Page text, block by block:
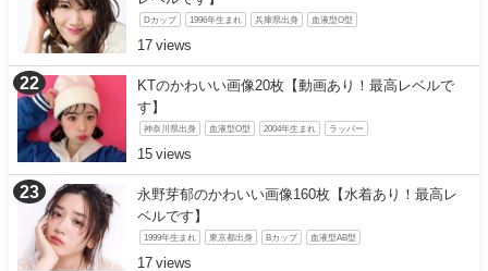
Dカップ 1996年生まれ 兵庫県出身 血液型O型
17
KTのかわいい画像20枚【動画あり！最高レベルで
す】
神奈川県出身 血液型O型 2004年生まれ ラッパー
15
永野芽郁のかわいい画像160枚【水着あり！最高レ
ベルです】
1999年生まれ 東京都出身 Bカップ 血液型AB型
17